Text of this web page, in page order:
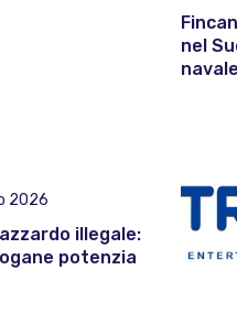
nel
2026
illegale:
potenzia